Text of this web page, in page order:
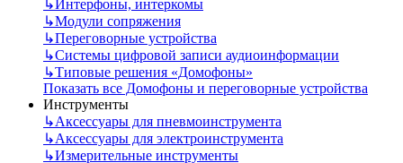
↳Интерфоны, интеркомы
↳Модули сопряжения
↳Переговорные устройства
↳Системы цифровой записи аудиоинформации
↳Типовые решения «Домофоны»
Показать все Домофоны и переговорные устройства
Инструменты
↳Аксессуары для пневмоинструмента
↳Аксессуары для электроинструмента
↳Измерительные инструменты